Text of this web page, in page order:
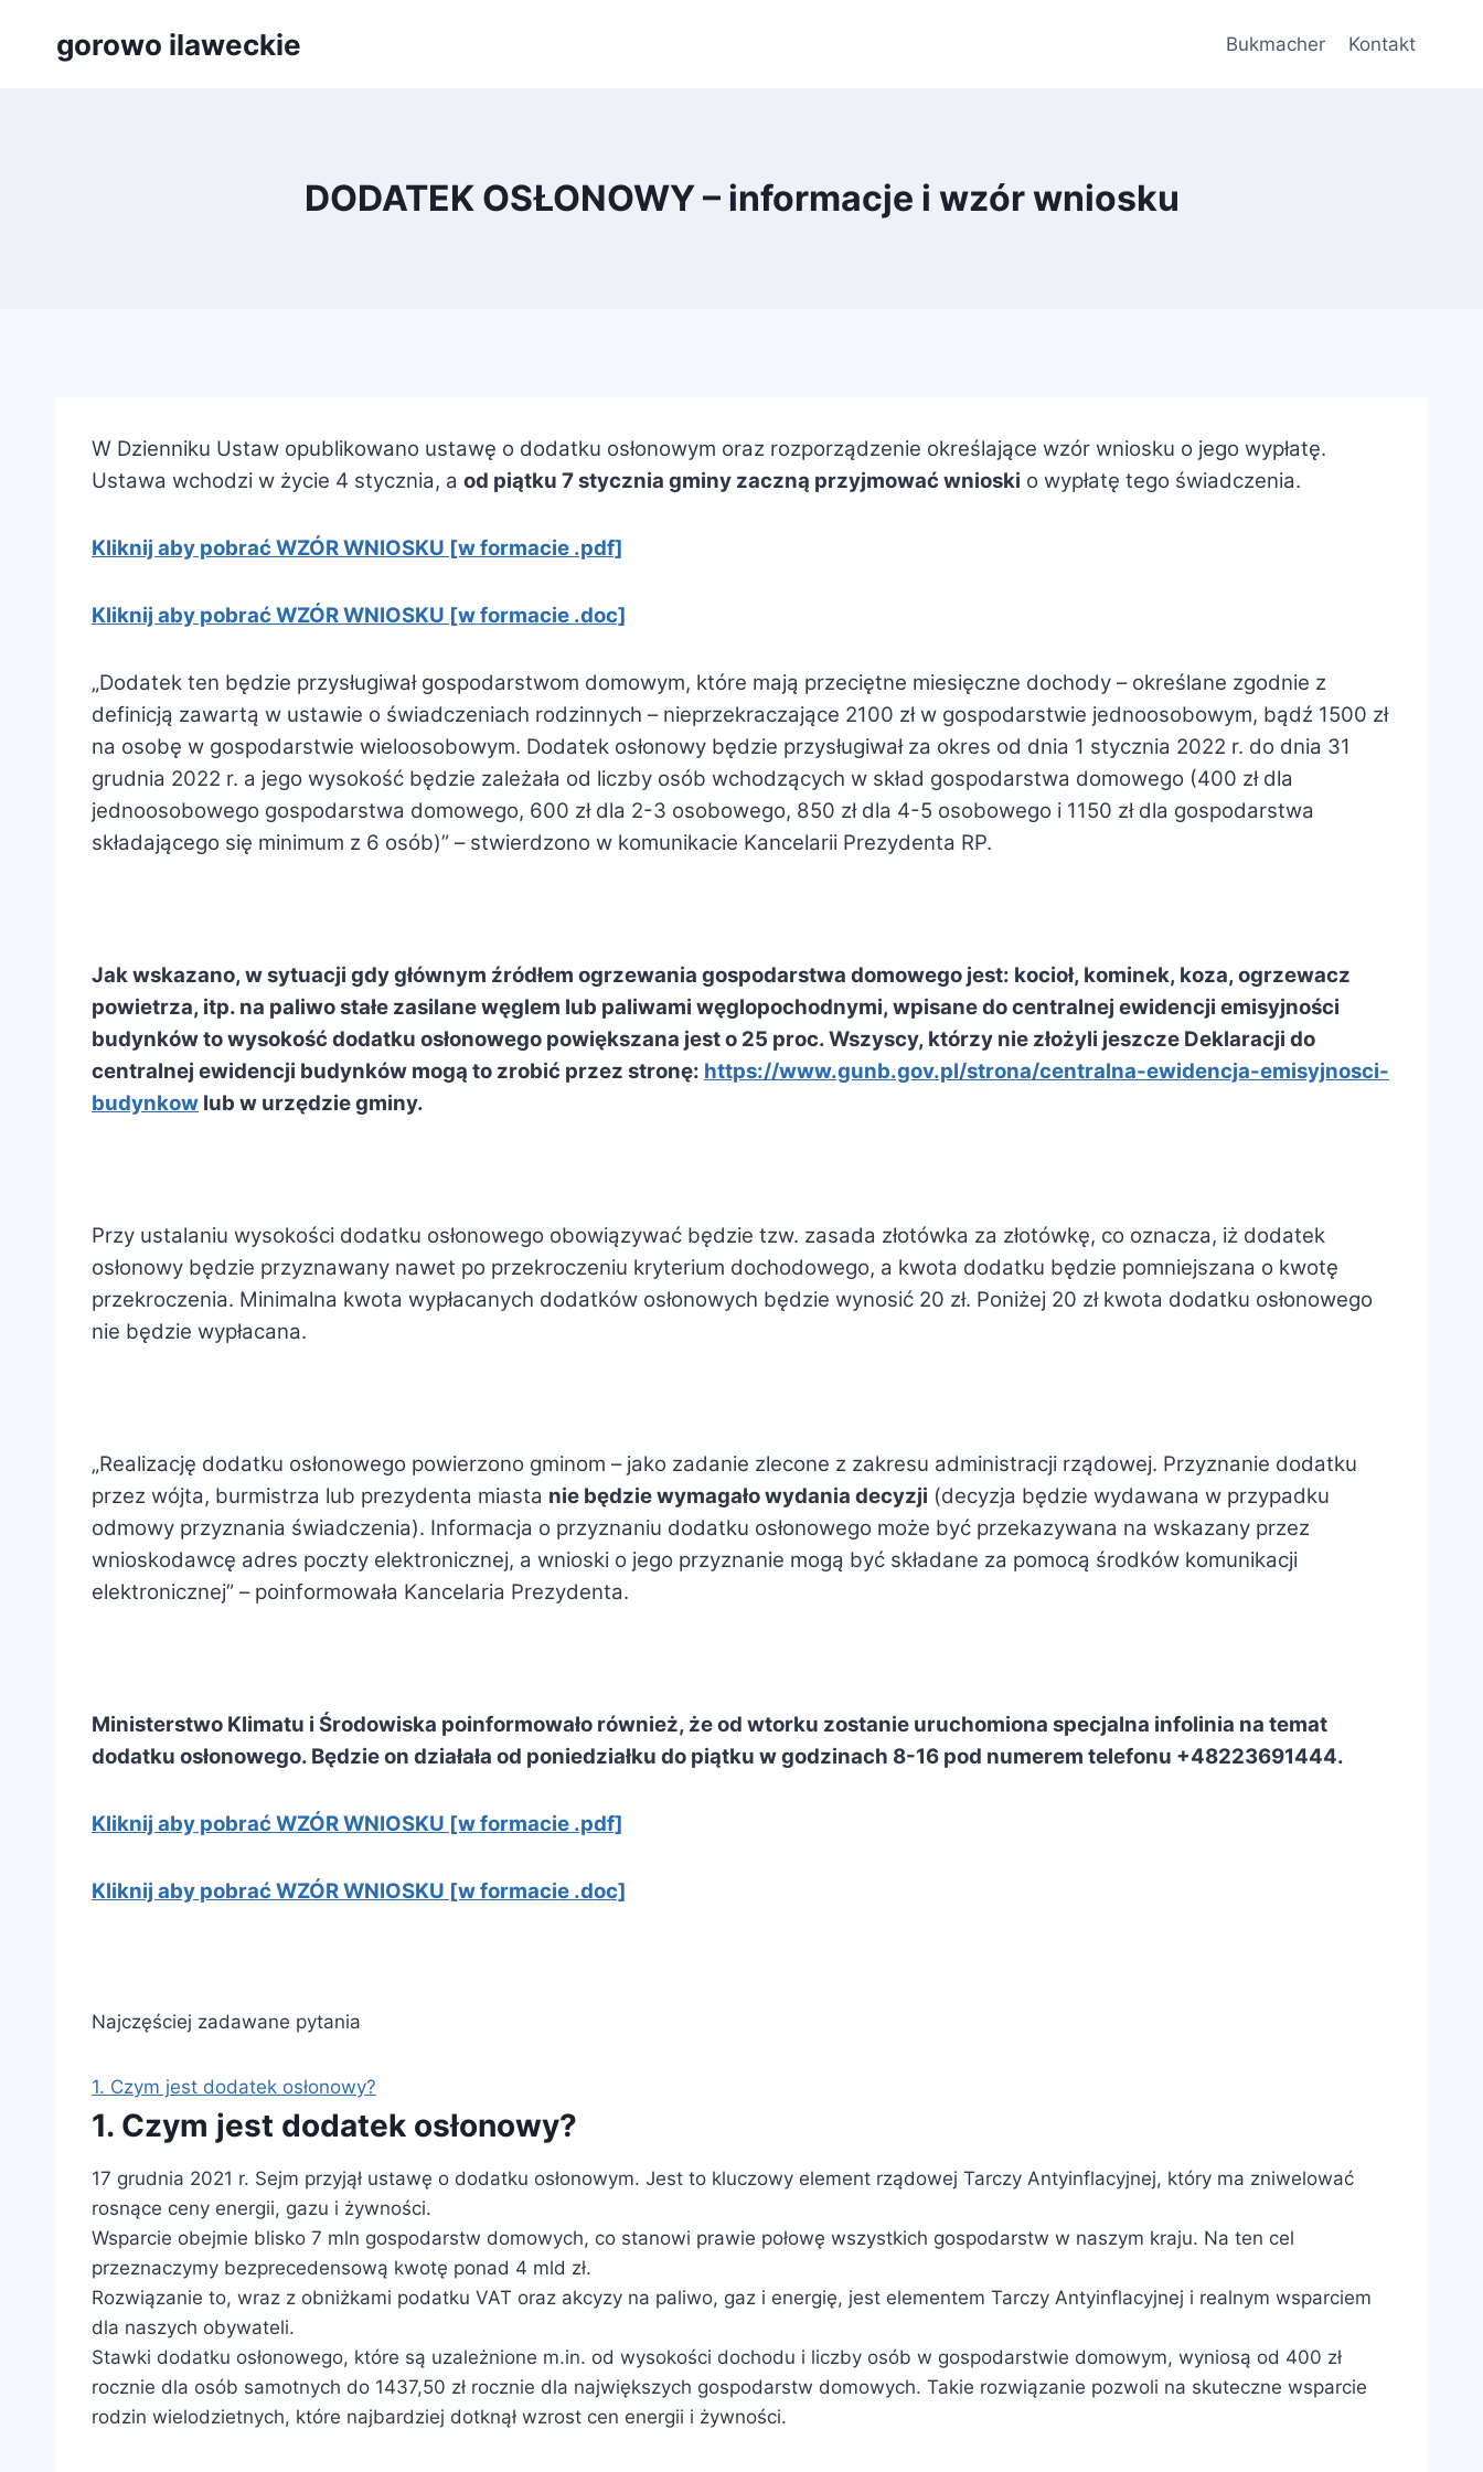
gorowo ilaweckie Bukmacher Kontakt
DODATEK OSŁONOWY – informacje i wzór wniosku
W Dzienniku Ustaw opublikowano ustawę o dodatku osłonowym oraz rozporządzenie określające wzór wniosku o jego wypłatę.
Ustawa wchodzi w życie 4 stycznia, a od piątku 7 stycznia gminy zaczną przyjmować wnioski o wypłatę tego świadczenia.
Kliknij aby pobrać WZÓR WNIOSKU [w formacie .pdf]
Kliknij aby pobrać WZÓR WNIOSKU [w formacie .doc]
„Dodatek ten będzie przysługiwał gospodarstwom domowym, które mają przeciętne miesięczne dochody – określane zgodnie z
definicją zawartą w ustawie o świadczeniach rodzinnych – nieprzekraczające 2100 zł w gospodarstwie jednoosobowym, bądź 1500 zł
na osobę w gospodarstwie wieloosobowym. Dodatek osłonowy będzie przysługiwał za okres od dnia 1 stycznia 2022 r. do dnia 31
grudnia 2022 r. a jego wysokość będzie zależała od liczby osób wchodzących w skład gospodarstwa domowego (400 zł dla
jednoosobowego gospodarstwa domowego, 600 zł dla 2-3 osobowego, 850 zł dla 4-5 osobowego i 1150 zł dla gospodarstwa
składającego się minimum z 6 osób)” – stwierdzono w komunikacie Kancelarii Prezydenta RP.
Jak wskazano, w sytuacji gdy głównym źródłem ogrzewania gospodarstwa domowego jest: kocioł, kominek, koza, ogrzewacz
powietrza, itp. na paliwo stałe zasilane węglem lub paliwami węglopochodnymi, wpisane do centralnej ewidencji emisyjności
budynków to wysokość dodatku osłonowego powiększana jest o 25 proc. Wszyscy, którzy nie złożyli jeszcze Deklaracji do
centralnej ewidencji budynków mogą to zrobić przez stronę: https://www.gunb.gov.pl/strona/centralna-ewidencja-emisyjnosci-
budynkow lub w urzędzie gminy.
Przy ustalaniu wysokości dodatku osłonowego obowiązywać będzie tzw. zasada złotówka za złotówkę, co oznacza, iż dodatek
osłonowy będzie przyznawany nawet po przekroczeniu kryterium dochodowego, a kwota dodatku będzie pomniejszana o kwotę
przekroczenia. Minimalna kwota wypłacanych dodatków osłonowych będzie wynosić 20 zł. Poniżej 20 zł kwota dodatku osłonowego
nie będzie wypłacana.
„Realizację dodatku osłonowego powierzono gminom – jako zadanie zlecone z zakresu administracji rządowej. Przyznanie dodatku
przez wójta, burmistrza lub prezydenta miasta nie będzie wymagało wydania decyzji (decyzja będzie wydawana w przypadku
odmowy przyznania świadczenia). Informacja o przyznaniu dodatku osłonowego może być przekazywana na wskazany przez
wnioskodawcę adres poczty elektronicznej, a wnioski o jego przyznanie mogą być składane za pomocą środków komunikacji
elektronicznej” – poinformowała Kancelaria Prezydenta.
Ministerstwo Klimatu i Środowiska poinformowało również, że od wtorku zostanie uruchomiona specjalna infolinia na temat
dodatku osłonowego. Będzie on działała od poniedziałku do piątku w godzinach 8-16 pod numerem telefonu +48223691444.
Kliknij aby pobrać WZÓR WNIOSKU [w formacie .pdf]
Kliknij aby pobrać WZÓR WNIOSKU [w formacie .doc]
Najczęściej zadawane pytania
1. Czym jest dodatek osłonowy?
1. Czym jest dodatek osłonowy?
17 grudnia 2021 r. Sejm przyjął ustawę o dodatku osłonowym. Jest to kluczowy element rządowej Tarczy Antyinflacyjnej, który ma zniwelować
rosnące ceny energii, gazu i żywności.
Wsparcie obejmie blisko 7 mln gospodarstw domowych, co stanowi prawie połowę wszystkich gospodarstw w naszym kraju. Na ten cel
przeznaczymy bezprecedensową kwotę ponad 4 mld zł.
Rozwiązanie to, wraz z obniżkami podatku VAT oraz akcyzy na paliwo, gaz i energię, jest elementem Tarczy Antyinflacyjnej i realnym wsparciem
dla naszych obywateli.
Stawki dodatku osłonowego, które są uzależnione m.in. od wysokości dochodu i liczby osób w gospodarstwie domowym, wyniosą od 400 zł
rocznie dla osób samotnych do 1437,50 zł rocznie dla największych gospodarstw domowych. Takie rozwiązanie pozwoli na skuteczne wsparcie
rodzin wielodzietnych, które najbardziej dotknął wzrost cen energii i żywności.